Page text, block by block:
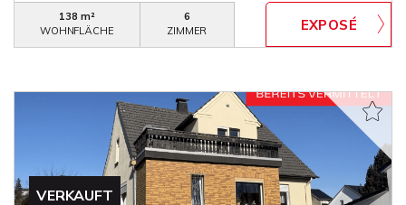
138 m²
WOHNFLÄCHE
6
ZIMMER
VERKAUFT